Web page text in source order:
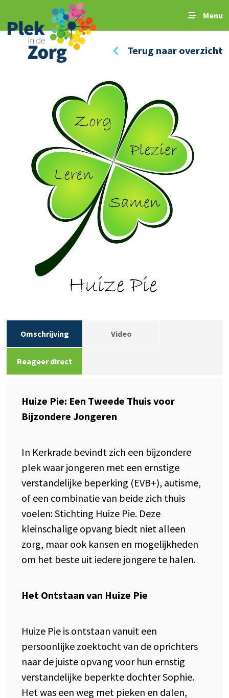
Menu
Terug naar overzicht
Omschrijving Video
Reageer direct
Huize Pie: Een Tweede Thuis voor
Bijzondere Jongeren
In Kerkrade bevindt zich een bijzondere
plek waar jongeren met een ernstige
verstandelijke beperking (EVB+), autisme,
of een combinatie van beide zich thuis
voelen: Stichting Huize Pie. Deze
kleinschalige opvang biedt niet alleen
zorg, maar ook kansen en mogelijkheden
om het beste uit iedere jongere te halen.
Het Ontstaan van Huize Pie
Huize Pie is ontstaan vanuit een
persoonlijke zoektocht van de oprichters
naar de juiste opvang voor hun ernstig
verstandelijke beperkte dochter Sophie.
Het was een weg met pieken en dalen,